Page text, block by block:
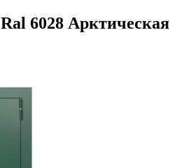
Ral 6028 Арктическая